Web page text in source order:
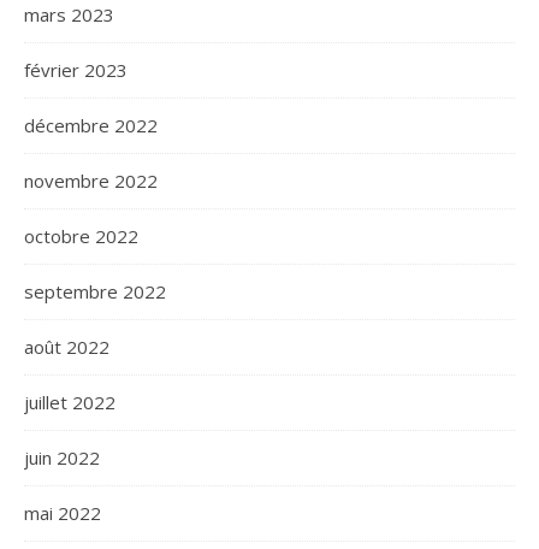
mars 2023
février 2023
décembre 2022
novembre 2022
octobre 2022
septembre 2022
août 2022
juillet 2022
juin 2022
mai 2022